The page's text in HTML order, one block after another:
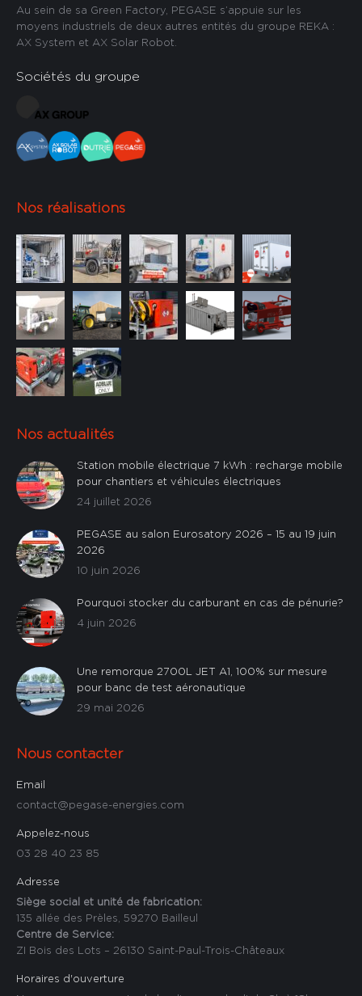
Au sein de sa Green Factory, PEGASE s’appuie sur les
moyens industriels de deux autres entités du groupe REKA :
AX System et AX Solar Robot.
Sociétés du groupe
Nos réalisations
Nos actualités
Station mobile électrique 7 kWh : recharge mobile
pour chantiers et véhicules électriques
24 juillet 2026
PEGASE au salon Eurosatory 2026 – 15 au 19 juin
2026
10 juin 2026
Pourquoi stocker du carburant en cas de pénurie?
4 juin 2026
Une remorque 2700L JET A1, 100% sur mesure
pour banc de test aéronautique
29 mai 2026
Nous contacter
Email
contact@pegase-energies.com
Appelez-nous
03 28 40 23 85
Adresse
Siège social et unité de fabrication:
135 allée des Prèles, 59270 Bailleul
Centre de Service:
ZI Bois des Lots – 26130 Saint-Paul-Trois-Châteaux
Horaires d'ouverture